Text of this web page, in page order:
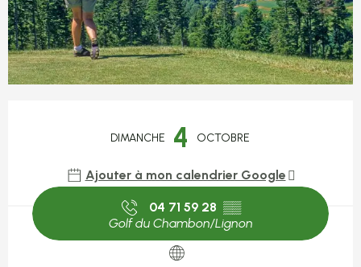
DIMANCHE 4 OCTOBRE
Ajouter à mon calendrier Google
04 71 59 28 ▒▒
Golf du Chambon/Lignon